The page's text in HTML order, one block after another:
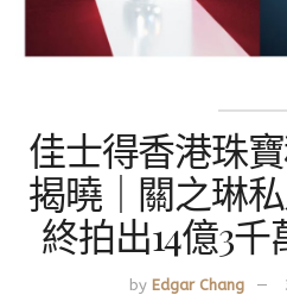
佳士得香港珠
揭曉｜關之琳
終拍出14億3
by Edgar Chang